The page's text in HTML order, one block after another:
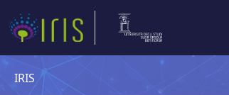
IRIS